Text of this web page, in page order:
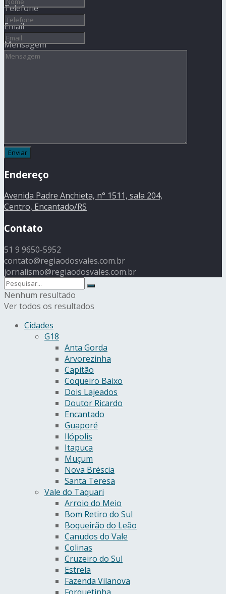
Telefone
Email
Mensagem
Endereço
Avenida Padre Anchieta, n° 1511, sala 204,
Centro, Encantado/RS
Contato
51 9 9650-5952
contato@regiaodosvales.com.br
jornalismo@regiaodosvales.com.br
Nenhum resultado
Ver todos os resultados
Cidades
G18
Anta Gorda
Arvorezinha
Capitão
Coqueiro Baixo
Dois Lajeados
Doutor Ricardo
Encantado
Guaporé
Ilópolis
Itapuca
Muçum
Nova Bréscia
Santa Teresa
Vale do Taquari
Arroio do Meio
Bom Retiro do Sul
Boqueirão do Leão
Canudos do Vale
Colinas
Cruzeiro do Sul
Estrela
Fazenda Vilanova